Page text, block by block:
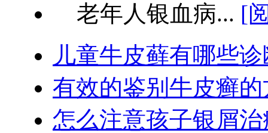
老年人银血病... [
儿童牛皮藓有哪些
有效的鉴别牛皮癣
怎么注意孩子银屑